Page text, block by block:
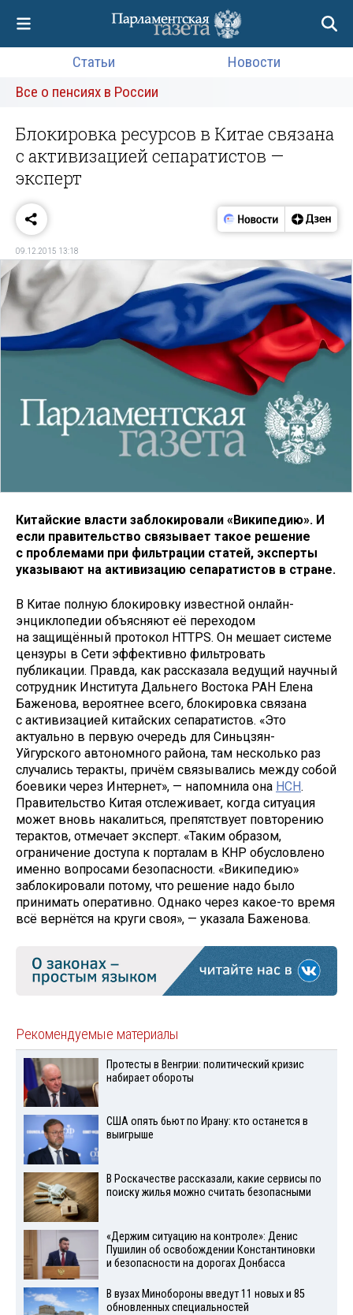
Статьи
Новости
Все о пенсиях в России
Блокировка ресурсов в Китае связана
с активизацией сепаратистов —
эксперт
09.12.2015 13:18
Китайские власти заблокировали «Википедию». И
если правительство связывает такое решение
с проблемами при фильтрации статей, эксперты
указывают на активизацию сепаратистов в стране.
В Китае полную блокировку известной онлайн-
энциклопедии объясняют её переходом
на защищённый протокол HTTPS. Он мешает системе
цензуры в Сети эффективно фильтровать
публикации. Правда, как рассказала ведущий научный
сотрудник Института Дальнего Востока РАН Елена
Баженова, вероятнее всего, блокировка связана
с активизацией китайских сепаратистов. «Это
актуально в первую очередь для Синьцзян-
Уйгурского автономного района, там несколько раз
случались теракты, причём связывались между собой
боевики через Интернет», — напомнила она НСН.
Правительство Китая отслеживает, когда ситуация
может вновь накалиться, препятствует повторению
терактов, отмечает эксперт. «Таким образом,
ограничение доступа к порталам в КНР обусловлено
именно вопросами безопасности. «Википедию»
заблокировали потому, что решение надо было
принимать оперативно. Однако через какое-то время
всё вернётся на круги своя», — указала Баженова.
Рекомендуемые материалы
Протесты в Венгрии: политический кризис
набирает обороты
США опять бьют по Ирану: кто останется в
выигрыше
В Роскачестве рассказали, какие сервисы по
поиску жилья можно считать безопасными
«Держим ситуацию на контроле»: Денис
Пушилин об освобождении Константиновки
и безопасности на дорогах Донбасса
В вузах Минобороны введут 11 новых и 85
обновленных специальностей